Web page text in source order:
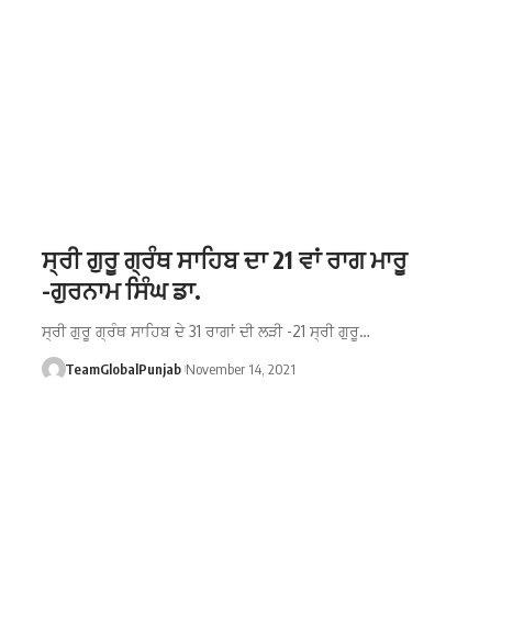
ਸ੍ਰੀ ਗੁਰੂ ਗ੍ਰੰਥ ਸਾਹਿਬ ਦਾ 21 ਵਾਂ ਰਾਗ ਮਾਰੂ
-ਗੁਰਨਾਮ ਸਿੰਘ ਡਾ.
ਸ੍ਰੀ ਗੁਰੂ ਗ੍ਰੰਥ ਸਾਹਿਬ ਦੇ 31 ਰਾਗਾਂ ਦੀ ਲੜੀ -21 ਸ੍ਰੀ ਗੁਰੂ…
TeamGlobalPunjab November 14, 2021